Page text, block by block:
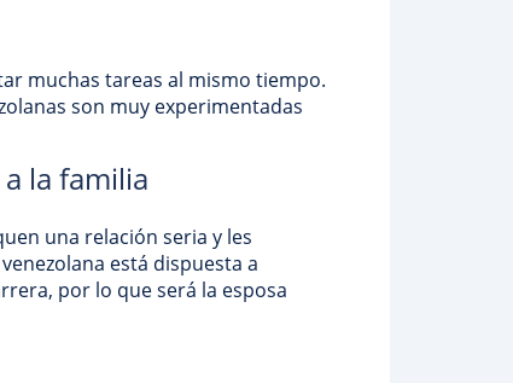
muchas tareas al mismo tiempo.
son muy experimentadas
la familia
una relación seria y les
está dispuesta a
por lo que será la esposa